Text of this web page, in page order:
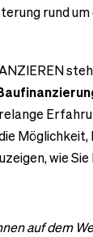
rund
Möglichkeit,
wie Sie
auf dem